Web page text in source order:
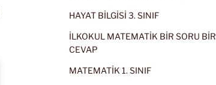
HAYAT BİLGİSİ 3. SINIF
İLKOKUL MATEMATİK BİR SORU BİR
CEVAP
MATEMATİK 1. SINIF